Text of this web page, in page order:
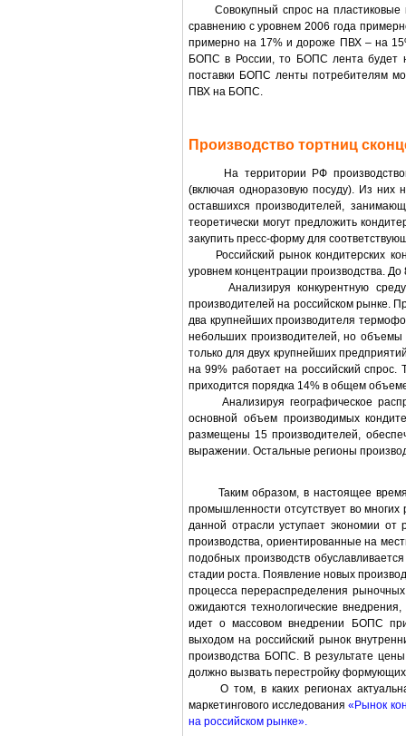
Совокупный спрос на пластиковые
сравнению с уровнем 2006 года
примерно на 17% и дороже ПВХ – на
БОПС в России, то БОПС лента будет
поставки БОПС ленты потребителям
ПВХ на БОПС.
Производство тортниц
На территории РФ производством
(включая одноразовую посуду). Из них
оставшихся производителей,
теоретически могут предложить
закупить пресс-форму для
Российский рынок кондитерских
уровнем концентрации производства.
Анализируя конкурентную среду,
производителей на российском рынке.
два крупнейших производителя
небольших производителей, но
только для двух крупнейших
на 99% работает на российский спрос.
приходится порядка 14% в общем
Анализируя географическое
основной объем производимых
размещены 15 производителей,
выражении. Остальные регионы
Таким образом, в настоящее время
промышленности отсутствует во
данной отрасли уступает экономии
производства, ориентированные на
подобных производств
стадии роста. Появление новых
процесса перераспределения
ожидаются технологические
идет о массовом внедрении БОПС
выходом на российский рынок
производства БОПС. В результате
должно вызвать перестройку
О том, в каких регионах актуальна
маркетингового исследования« Рынок
на российском рынке».